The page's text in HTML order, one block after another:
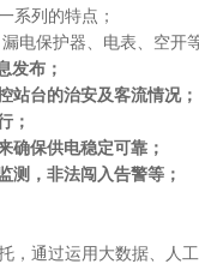
系列的特点；
电保护器、电表、空开
发布；
站台的治安及客流情况；
；
确保供电稳定可靠；
测，非法闯入告警等；
过运用大数据、人工